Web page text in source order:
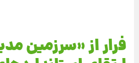
فرار از «سرزمین